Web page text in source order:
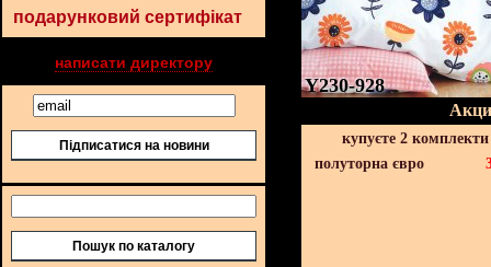
подарунковий сертифікат
написати директору
Підписатися на новини
Пошук по каталогу
Y230-928
купуєте 2
полуторна євро